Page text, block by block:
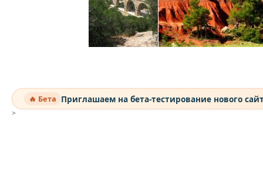
🔥 Бета Приглашаем на бета-тестирование нового
>